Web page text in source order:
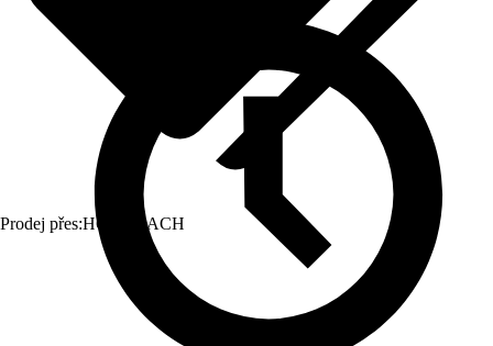
Prodej přes:HORNBACH